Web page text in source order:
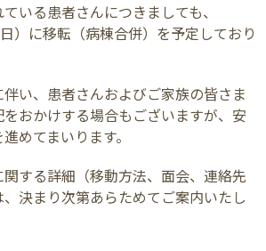
いる患者さんにつきましても、
日）に移転（病棟合併）を予定しており
い、患者さんおよびご家族の皆さま
おかけする場合もございますが、安
めてまいります。
する詳細（移動方法、面会、連絡先
決まり次第あらためてご案内いたし